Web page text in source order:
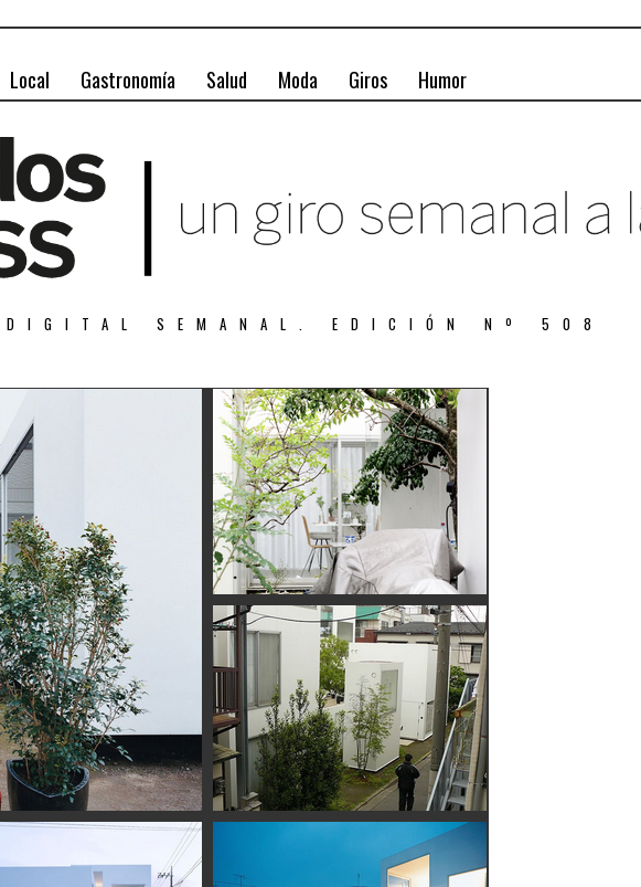
Local Gastronomía Salud Moda Giros Humor
DIGITAL SEMANAL. EDICIÓN Nº 508